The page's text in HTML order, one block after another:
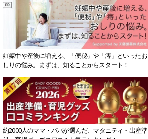
妊娠中や産後に増える、「便秘」や「痔」といったお
しりの悩み。まずは、知ることからスタート！
約2000人のママ・パパが選んだ、マタニティ・出産準